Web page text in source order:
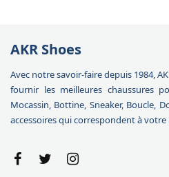
AKR Shoes
Avec notre savoir-faire depuis 1984,
fournir les meilleures chaussures
Mocassin, Bottine, Sneaker, Boucle,
accessoires qui correspondent à